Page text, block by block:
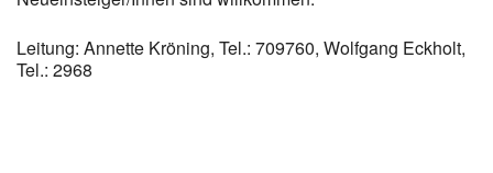
Leitung: Annette Kröning, Tel.: 709760, Wolfgang Eckholt,
Tel.: 2968